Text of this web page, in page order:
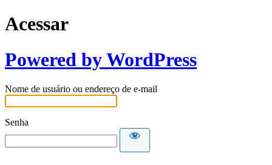
Acessar
Powered by WordPress
Nome de usuário ou endereço de e-mail
Senha